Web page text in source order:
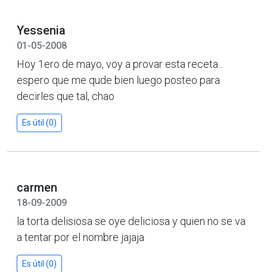
Yessenia
01-05-2008
Hoy 1ero de mayo, voy a provar esta receta...
espero que me qude bien luego posteo para
decirles que tal, chao
Es útil (0)
carmen
18-09-2009
la torta delisiosa se oye deliciosa y quien no se va
a tentar por el nombre jajaja
Es útil (0)